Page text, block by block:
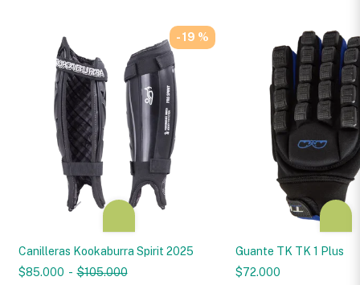
- 19 %
Canilleras Kookaburra Spirit 2025
$85.000 - $105.000
Guante TK TK 1 Plus
$72.000